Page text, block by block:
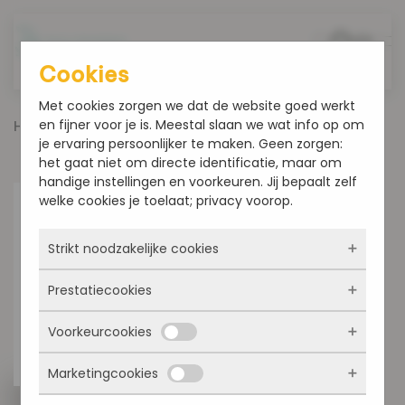
Home Producten
Harde en Zachte broodjes
Muesli bollen 5 stuks voor € 4,25
Cookies
Met cookies zorgen we dat de website goed werkt
en fijner voor je is. Meestal slaan we wat info op om
je ervaring persoonlijker te maken. Geen zorgen:
het gaat niet om directe identificatie, maar om
handige instellingen en voorkeuren. Jij bepaalt zelf
welke cookies je toelaat; privacy voorop.
Strikt noodzakelijke cookies
Deze cookies zorgen ervoor dat de website
überhaupt werkt. Ze zijn dus altijd actief en
kunnen niet worden uitgezet. Meestal worden
ze alleen geplaatst als jij iets doet, zoals
inloggen, een formulier invullen of je
privacyvoorkeuren opslaan. Je kunt je browser
Prestatiecookies
Met deze cookies zien we hoe vaak onze site
bezocht wordt, waar bezoekers vandaan
komen en welke pagina’s populair zijn. Zo
kunnen we de website blijven verbeteren.
Voorkeurcookies
Deze cookies onthouden jouw voorkeuren.
Bijvoorbeeld taalkeuze of ingevulde gegevens.
Marketingcookies